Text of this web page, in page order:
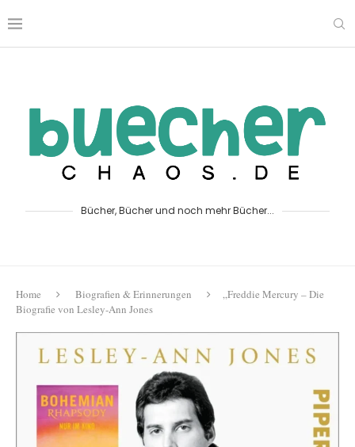
Bücher, Bücher und noch mehr Bücher...
Home Biografien & Erinnerungen
„Freddie Mercury – Die
Biografie von Lesley-Ann Jones